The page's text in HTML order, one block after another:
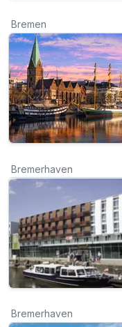
Bremen
Bremerhaven
Bremerhaven